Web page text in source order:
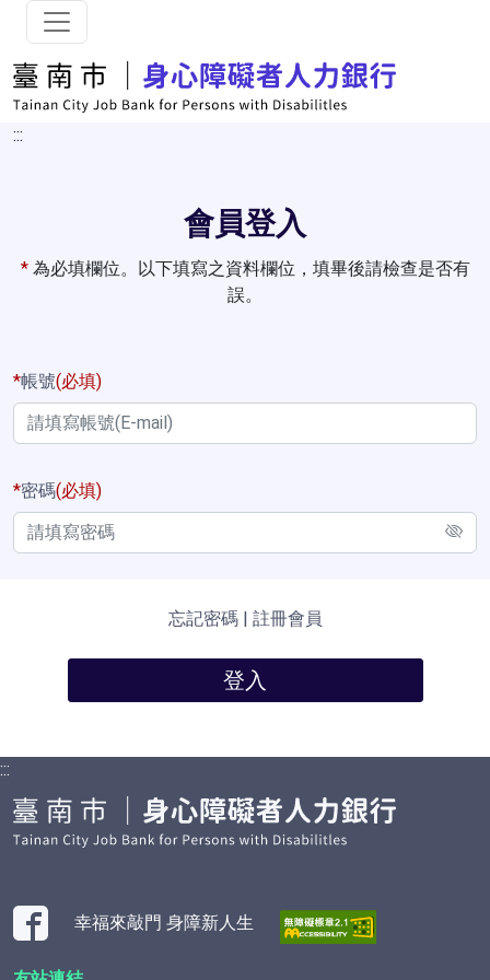
跳到主要內容
:::
會員登入
*為必填欄位。以下填寫之資料欄位，填畢後請檢查是否有
誤。
*帳號(必填)
*密碼(必填)
忘記密碼| 註冊會員
登入
:::
幸福來敲門 身障新人生